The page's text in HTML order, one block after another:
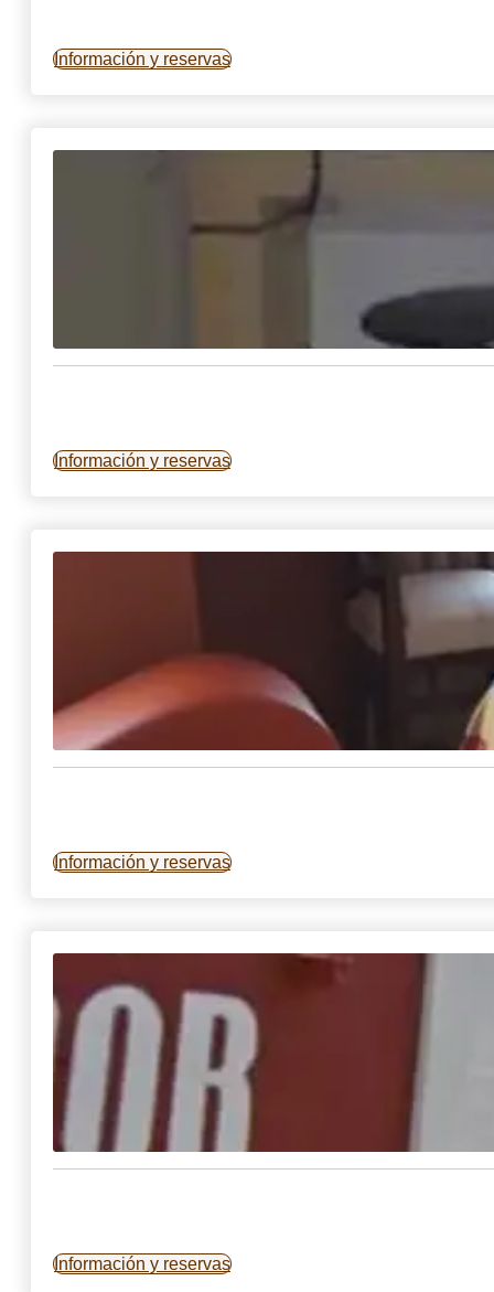
Información y reservas
Información y reservas
Información y reservas
Información y reservas